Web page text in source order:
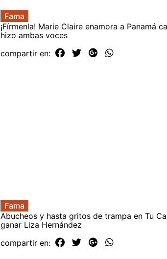
Fama
¡Fírmenla! Marie Claire enamora a Panamá
hizo ambas voces
compartir en:
Fama
Abucheos y hasta gritos de trampa en Tu
ganar Liza Hernández
compartir en: